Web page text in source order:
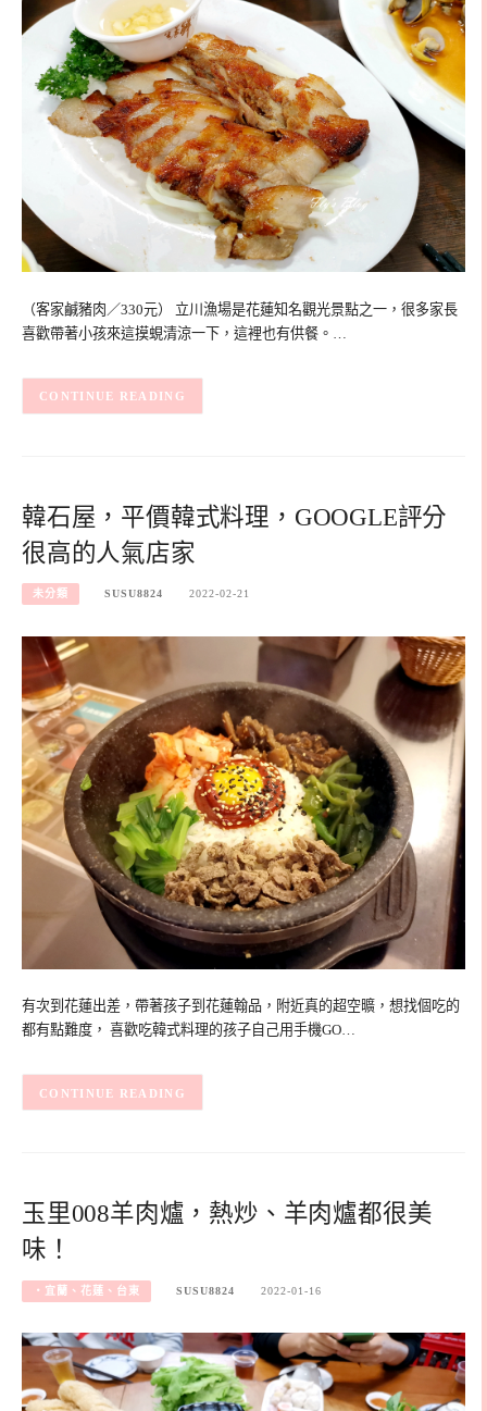
（客家鹹豬肉／330元） 立川漁場是花蓮知名觀光景點之一，很多家長
喜歡帶著小孩來這摸蜆清涼一下，這裡也有供餐。…
CONTINUE READING
韓石屋，平價韓式料理，GOOGLE評分
很高的人氣店家
未分類 SUSU8824 2022-02-21
有次到花蓮出差，帶著孩子到花蓮翰品，附近真的超空曠，想找個吃的
都有點難度， 喜歡吃韓式料理的孩子自己用手機GO…
CONTINUE READING
玉里008羊肉爐，熱炒、羊肉爐都很美
味！
‧宜蘭、花蓮、台東 SUSU8824 2022-01-16